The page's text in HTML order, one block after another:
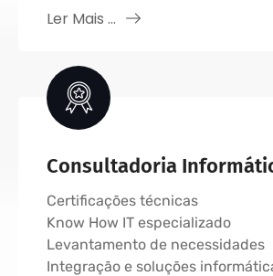
Ler Mais ...
Consultadoria
Certificações técnicas
Know How IT especializado
Levantamento de necessidades
Integração e soluções